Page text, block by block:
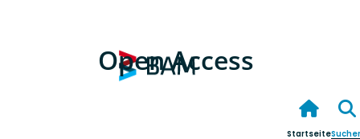
Open Access
Startseite